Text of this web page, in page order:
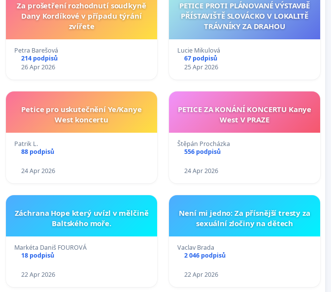
Za prošetření rozhodnutí soudkyně
Dany Kordíkové v případu týrání
zvířete
Petra Barešová
214 podpisů
26 Apr 2026
PETICE PROTI PLÁNOVANÉ VÝSTAVBĚ
PŘÍSTAVIŠTĚ SLOVÁCKO V LOKALITĚ
TRÁVNÍKY ZA DRAHOU
Lucie Mikulová
67 podpisů
25 Apr 2026
Petice pro uskutečnění Ye/Kanye
West koncertu
Patrik L.
88 podpisů
24 Apr 2026
PETICE ZA KONÁNÍ KONCERTU Kanye
West V PRAZE
Štěpán Procházka
556 podpisů
24 Apr 2026
Záchrana Hope který uvízl v mělčině
Baltského moře.
Markéta Daniš FOUROVÁ
18 podpisů
22 Apr 2026
Není mi jedno: Za přísnější tresty za
sexuální zločiny na dětech
Vaclav Brada
2 046 podpisů
22 Apr 2026